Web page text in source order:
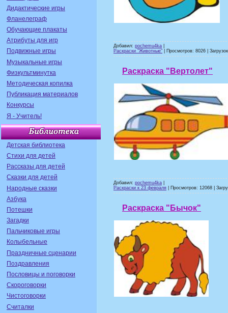
Дидактические игры
Фланелеграф
Обучающие плакаты
Атрибуты для игр
Подвижные игры
Музыкальные игры
Физкультминутка
Методическая копилка
Публикация материалов
Конкурсы
Я - Учитель!
Детская библиотека
Стихи для детей
Рассказы для детей
Сказки для детей
Народные сказки
Азбука
Потешки
Загадки
Пальчиковые игры
Колыбельные
Праздничные сценарии
Поздравления
Пословицы и поговорки
Скороговорки
Чистоговорки
Считалки
Добавил: pochemu4ka
Раскраски "Животные" | Просмотров: 8026 |
Раскраска "Вертолет"
Добавил: pochemu4ka
Раскраски к 23 февраля | Просмотров: 12068 |
Раскраска "Бычок"